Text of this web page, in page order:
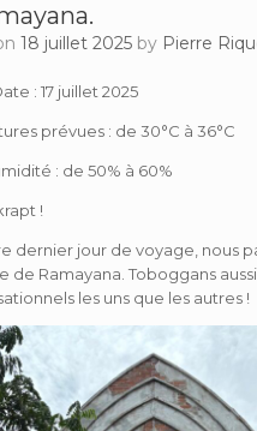
18 juillet 2025 by Pierre
: 17 juillet 2025
prévues : de 30°C à 36°C
: de 50% à 60%
!
dernier jour de voyage, nous
de Ramayana. Toboggans
les uns que les autres !